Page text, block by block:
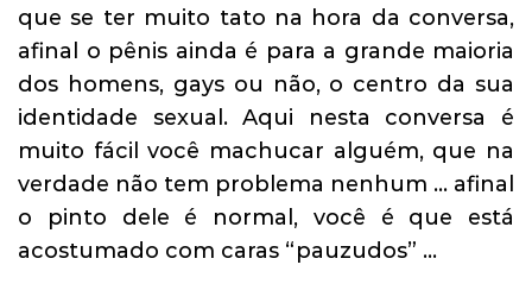
que se ter muito tato na hora da conversa,
afinal o pênis ainda é para a grande maioria
dos homens, gays ou não, o centro da sua
identidade sexual. Aqui nesta conversa é
muito fácil você machucar alguém, que na
verdade não tem problema nenhum … afinal
o pinto dele é normal, você é que está
acostumado com caras “pauzudos” …